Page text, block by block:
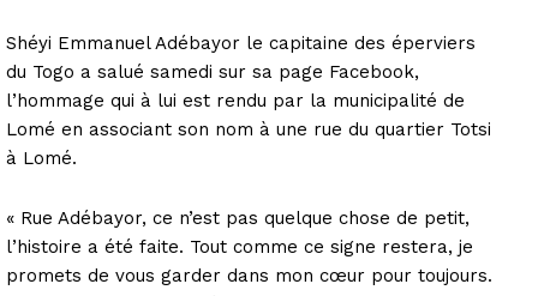
Shéyi Emmanuel Adébayor le capitaine des éperviers
du Togo a salué samedi sur sa page Facebook,
l’hommage qui à lui est rendu par la municipalité de
Lomé en associant son nom à une rue du quartier Totsi
à Lomé.
« Rue Adébayor, ce n’est pas quelque chose de petit,
l’histoire a été faite. Tout comme ce signe restera, je
promets de vous garder dans mon cœur pour toujours.